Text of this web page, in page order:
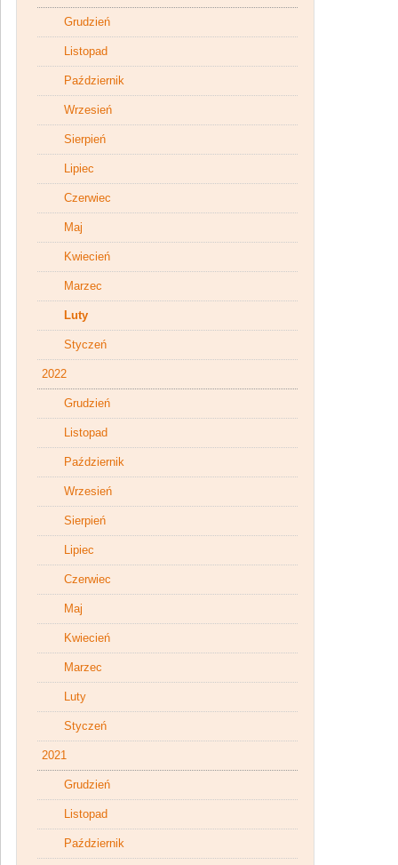
Grudzień
Listopad
Październik
Wrzesień
Sierpień
Lipiec
Czerwiec
Maj
Kwiecień
Marzec
Luty
Styczeń
2022
Grudzień
Listopad
Październik
Wrzesień
Sierpień
Lipiec
Czerwiec
Maj
Kwiecień
Marzec
Luty
Styczeń
2021
Grudzień
Listopad
Październik